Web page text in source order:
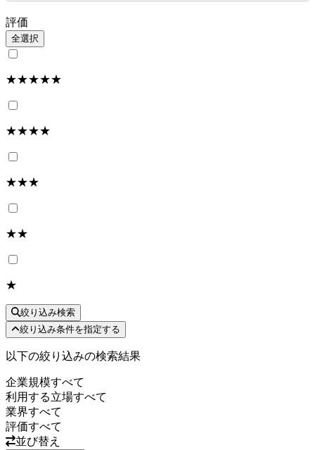
評価
全選択
★★★★★
★★★★
★★★
★★
★
絞り込み検索
絞り込み条件を指定する
以下の絞り込みの検索結果
企業規模すべて
利用する立場すべて
業界すべて
評価すべて
並び替え